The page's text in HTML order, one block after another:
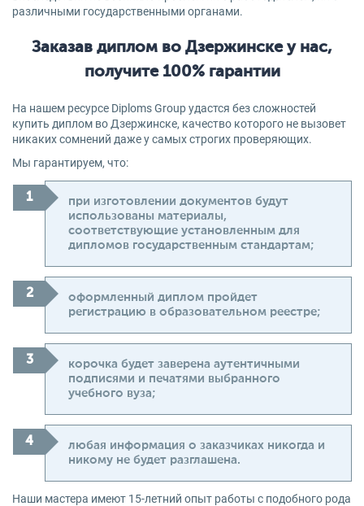
различными государственными органами.
Заказав диплом во Дзержинске у нас,
получите 100% гарантии
На нашем ресурсе Diploms Group удастся без сложностей
купить диплом во Дзержинске, качество которого не вызовет
никаких сомнений даже у самых строгих проверяющих.
Мы гарантируем, что:
при изготовлении документов будут
использованы материалы,
соответствующие установленным для
дипломов государственным стандартам;
оформленный диплом пройдет
регистрацию в образовательном реестре;
корочка будет заверена аутентичными
подписями и печатями выбранного
учебного вуза;
любая информация о заказчиках никогда и
никому не будет разглашена.
Наши мастера имеют 15-летний опыт работы с подобного рода